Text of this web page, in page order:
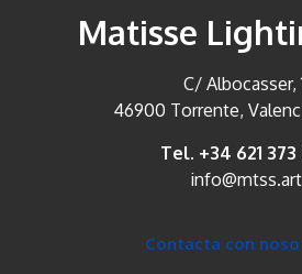
Matisse
C/ Albocasser,
46900 Torrente,
Tel. +34 621 373
info@mtss.art
Contacta con